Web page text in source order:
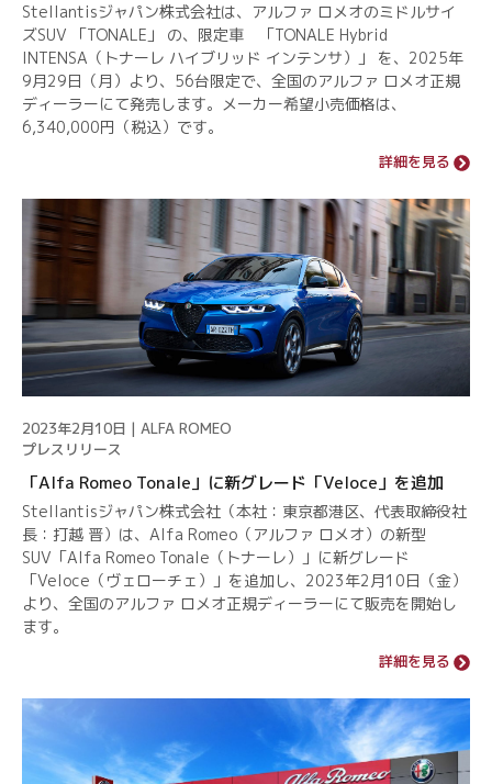
Stellantisジャパン株式会社は、アルファ ロメオのミドルサイ
ズSUV 「TONALE」 の、限定車 「TONALE Hybrid
INTENSA（トナーレ ハイブリッド インテンサ）」 を、2025年
9月29日（月）より、56台限定で、全国のアルファ ロメオ正規
ディーラーにて発売します。メーカー希望小売価格は、
6,340,000円（税込）です。
詳細を見る
2023年2月10日 | ALFA ROMEO
プレスリリース
「Alfa Romeo Tonale」に新グレード「Veloce」を追加
Stellantisジャパン株式会社（本社：東京都港区、代表取締役社
長：打越 晋）は、Alfa Romeo（アルファ ロメオ）の新型
SUV「Alfa Romeo Tonale（トナーレ）」に新グレード
「Veloce（ヴェローチェ）」を追加し、2023年2月10日（金）
より、全国のアルファ ロメオ正規ディーラーにて販売を開始し
ます。
詳細を見る